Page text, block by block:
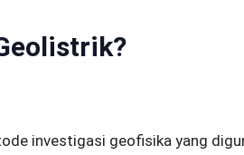
investigasi geofisika yang